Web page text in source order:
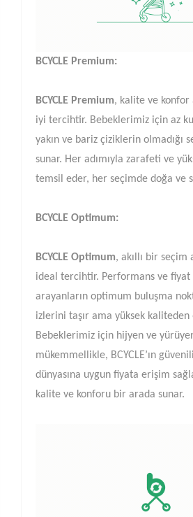
BCYCLE Premium:
BCYCLE Premium, kalite ve
iyi tercihtir. Bebeklerimiz için az
yakın ve bariz çiziklerin olmadığı
sunar. Her adımıyla zarafeti ve
temsil eder, her seçimde doğa ve
BCYCLE Optimum:
BCYCLE Optimum, akıllı bir
ideal tercihtir. Performans ve fiyat
arayanların optimum buluşma
izlerini taşır ama yüksek kaliteden
Bebeklerimiz için hijyen ve
mükemmellikle, BCYCLE’ın
dünyasına uygun fiyata erişim
kalite ve konforu bir arada sunar.